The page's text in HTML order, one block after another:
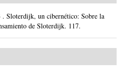
. Sloterdijk, un cibernético: Sobre la
de Sloterdijk. 117.